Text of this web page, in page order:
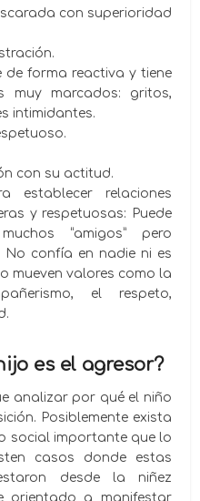
con superioridad
de forma reactiva y tiene
muy marcados: gritos,
intimidantes.
con su actitud.
establecer relaciones
y respetuosas: Puede
“amigos” pero
No confía en nadie ni es
mueven valores como la
el respeto,
es el agresor?
analizar por qué el niño
Posiblemente exista
social importante que lo
casos donde estas
desde la niñez
orientado a manifestar